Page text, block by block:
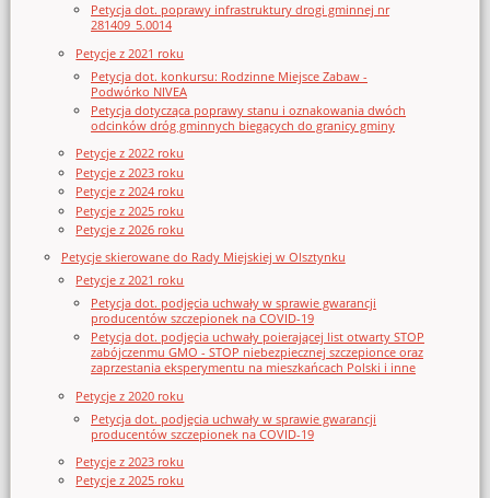
Petycja dot. poprawy infrastruktury drogi gminnej nr
281409_5.0014
Petycje z 2021 roku
Petycja dot. konkursu: Rodzinne Miejsce Zabaw -
Podwórko NIVEA
Petycja dotycząca poprawy stanu i oznakowania dwóch
odcinków dróg gminnych biegących do granicy gminy
Petycje z 2022 roku
Petycje z 2023 roku
Petycje z 2024 roku
Petycje z 2025 roku
Petycje z 2026 roku
Petycje skierowane do Rady Miejskiej w Olsztynku
Petycje z 2021 roku
Petycja dot. podjęcia uchwały w sprawie gwarancji
producentów szczepionek na COVID-19
Petycja dot. podjęcia uchwały poierającej list otwarty STOP
zabójczenmu GMO - STOP niebezpiecznej szczepionce oraz
zaprzestania eksperymentu na mieszkańcach Polski i inne
Petycje z 2020 roku
Petycja dot. podjęcia uchwały w sprawie gwarancji
producentów szczepionek na COVID-19
Petycje z 2023 roku
Petycje z 2025 roku